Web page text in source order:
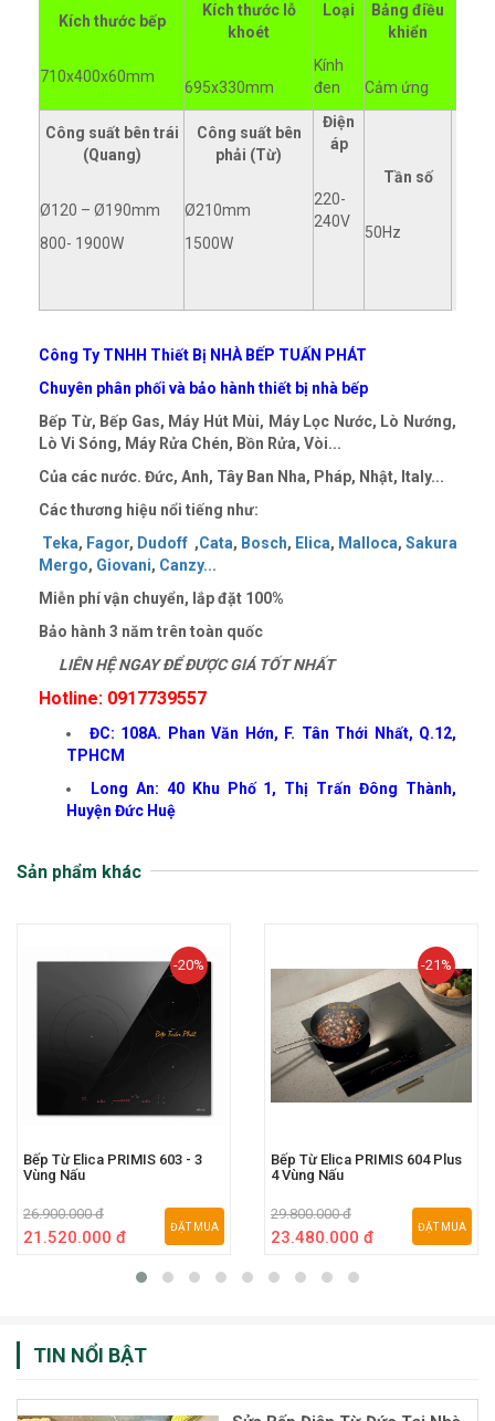
Kích thước bếp
710x400x60mm
Kích thước lỗ
khoét
695x330mm
Loại
Kính
đen
Bảng điều
khiển
Cảm ứng
Công suất bên trái
(Quang)
Ø120 – Ø190mm
800- 1900W
Công suất bên
phải (Từ)
Ø210mm
1500W
Điện
áp
220-
240V
Tần số
50Hz
Công Ty TNHH Thiết Bị NHÀ BẾP TUẤN PHÁT
Chuyên phân phối và bảo hành thiết bị nhà bếp
Bếp Từ, Bếp Gas, Máy Hút Mùi, Máy Lọc Nước, Lò Nướng,
Lò Vi Sóng, Máy Rửa Chén, Bồn Rửa, Vòi...
Của các nước. Đức, Anh, Tây Ban Nha, Pháp, Nhật, Italy...
Các thương hiệu nổi tiếng như:
Teka, Fagor, Dudoff ,Cata, Bosch, Elica, Malloca, Sakura
Mergo, Giovani, Canzy...
Miễn phí vận chuyển, lắp đặt 100%
Bảo hành 3 năm trên toàn quốc
LIÊN HỆ NGAY ĐỂ ĐƯỢC GIÁ TỐT NHẤT
Hotline: 0917739557
ĐC: 108A. Phan Văn Hớn, F. Tân Thới Nhất, Q.12,
TPHCM
Long An: 40 Khu Phố 1, Thị Trấn Đông Thành,
Huyện Đức Huệ
Sản phẩm khác
-20%
Bếp Từ Elica PRIMIS 603 - 3
Vùng Nấu
26.900.000 đ
21.520.000 đ
ĐẶT MUA
-21%
Bếp Từ Elica PRIMIS 604 Plus
4 Vùng Nấu
29.800.000 đ
23.480.000 đ
ĐẶT MUA
TIN NỔI BẬT